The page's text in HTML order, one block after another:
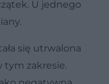
U jednego
się utrwalona
tym zakresie.